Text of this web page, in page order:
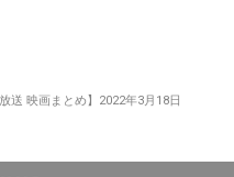
送 映画まとめ】2022年3月18日